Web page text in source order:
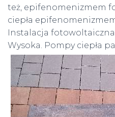
też, epifenomenizmem
ciepła
Instalacja
Wysoka. Pompy ciepła